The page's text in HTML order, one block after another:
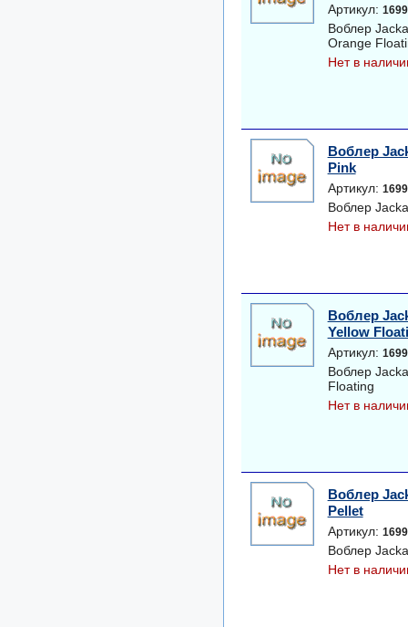
Артикул:
Воблер
Orange
Нет в
Воблер
Pink
Артикул:
Воблер
Нет в
Воблер
Yellow
Артикул:
Воблер
Floating
Нет в
Воблер
Pellet
Артикул:
Воблер
Нет в